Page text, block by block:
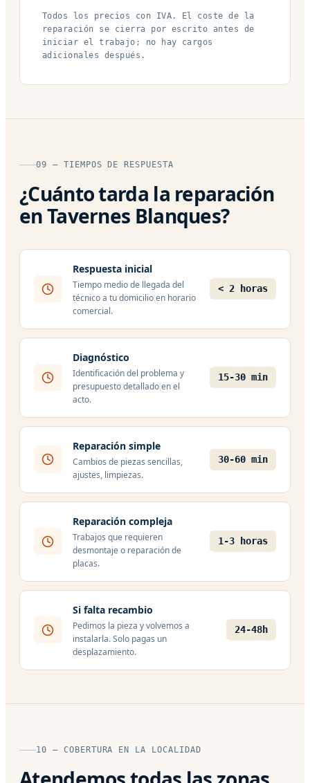
Todos los precios con IVA. El coste de la
reparación se cierra por escrito antes de
iniciar el trabajo; no hay cargos
adicionales después.
09 — TIEMPOS DE RESPUESTA
¿Cuánto tarda la reparación
en Tavernes Blanques?
Respuesta inicial
Tiempo medio de llegada del
técnico a tu domicilio en horario
comercial.
< 2 horas
Diagnóstico
Identificación del problema y
presupuesto detallado en el
acto.
15-30 min
Reparación simple
Cambios de piezas sencillas,
ajustes, limpiezas.
30-60 min
Reparación compleja
Trabajos que requieren
desmontaje o reparación de
placas.
1-3 horas
Si falta recambio
Pedimos la pieza y volvemos a
instalarla. Solo pagas un
desplazamiento.
24-48h
10 — COBERTURA EN LA LOCALIDAD